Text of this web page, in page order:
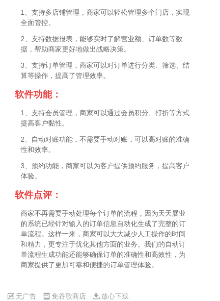
1、支持多店铺管理，商家可以轻松管理多个门店，实现
全面管控。
2、支持数据报表，能够实时了解营业额、订单数等数
据，帮助商家更好地做出战略决策。
3、支持订单管理，商家可以对订单进行分类、筛选、结
算等操作，提高了管理效率。
软件功能：
1、支持会员管理，商家可以通过会员积分、打折等方式
提高客户黏性。
2、自动对账功能，不需要手动对账，可以高对账的准确
性和效率。
3、预约功能，商家可以为客户提供预约服务，提高客户
体验。
软件点评：
商家不再需要手动处理每个订单的流程，因为天天展业
的系统已经针对输入的订单信息自动化生成了完整的订
单流程。这样一来，商家可以大大减少人工操作的时间
和精力，更专注于优化其他方面的业务。我们的自动订
单流程生成功能还能够确保订单的准确性和高效性，为
商家提供了更加可靠和便捷的订单管理体验。
无广告 免谷歌商店 放心下载